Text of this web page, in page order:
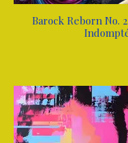
Barock Reborn No.